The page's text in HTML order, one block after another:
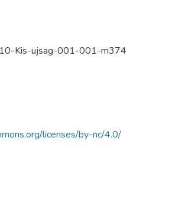
Kis-ujsag-001-001-m374
licenses/by-nc/4.0/